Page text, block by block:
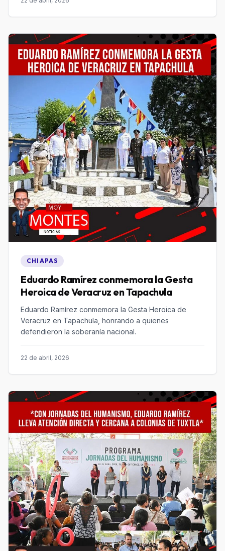
CHIAPAS
Eduardo Ramírez conmemora la Gesta
Eduardo Ramírez conmemora la Gesta Heroica de
Veracruz en Tapachula, honrando a quienes
defendieron la soberanía nacional.
22 de abril, 2026